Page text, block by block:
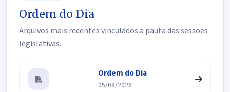
Ordem do Dia
Arquivos mais recentes vinculados a pauta das sessoes
legislativas.
Ordem do Dia
05/08/2026